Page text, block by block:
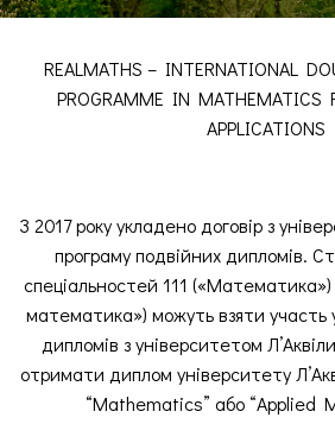
REALMATHS – INTERNATIONAL
PROGRAMME IN MATHEMATICS
APPLICATIONS
З 2017 року укладено договір з
програму подвійних дипломів.
спеціальностей 111
математика») можуть взяти участь
дипломів з університетом
отримати диплом університету
“Mathematics” або “Applied